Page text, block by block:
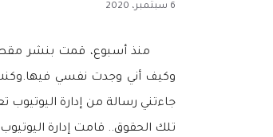
6 سبتمبر، 2020
منذ أسبوع، قمت بنشر
وكيف أني وجدت نفسي
تلك الحقوق.. قامت إدارة